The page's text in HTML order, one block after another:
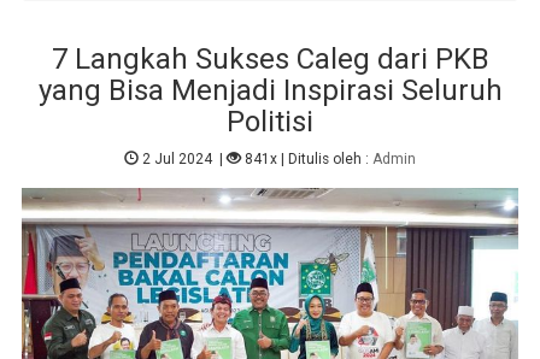
7 Langkah Sukses Caleg dari PKB
yang Bisa Menjadi Inspirasi Seluruh
Politisi
2 Jul 2024| 841x| Ditulis oleh : Admin